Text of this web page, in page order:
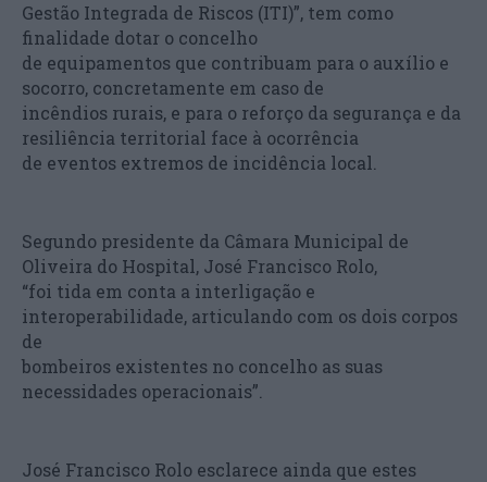
Gestão Integrada de Riscos (ITI)”, tem como
finalidade dotar o concelho
de equipamentos que contribuam para o auxílio e
socorro, concretamente em caso de
incêndios rurais, e para o reforço da segurança e da
resiliência territorial face à ocorrência
de eventos extremos de incidência local.
Segundo presidente da Câmara Municipal de
Oliveira do Hospital, José Francisco Rolo,
“foi tida em conta a interligação e
interoperabilidade, articulando com os dois corpos
de
bombeiros existentes no concelho as suas
necessidades operacionais”.
José Francisco Rolo esclarece ainda que estes